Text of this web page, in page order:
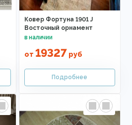
Ковер Фортуна 1901 J
Восточный орнамент
от 19327 руб